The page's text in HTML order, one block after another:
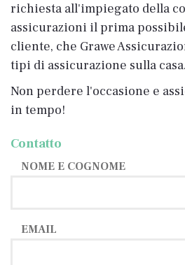
richiesta all'impiegato della
assicurazioni il prima
cliente, che Grawe
tipi di assicurazione sulla casa.
Non perdere l'occasione e
in tempo!
Contatto
NOME E COGNOME
EMAIL